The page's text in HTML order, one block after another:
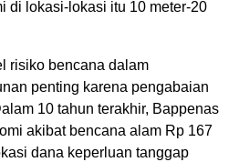
di lokasi-lokasi itu 10 meter-20
risiko bencana dalam
penting karena pengabaian
10 tahun terakhir, Bappenas
akibat bencana alam Rp 167
dana keperluan tanggap